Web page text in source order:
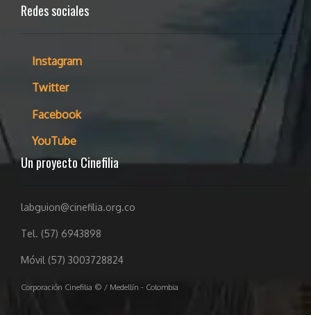
Redes sociales
Instagram
Twitter
Facebook
YouTube
Un proyecto Cinefilia
labguion@cinefilia.org.co
Tel. (57) 6943898
Móvil (57) 3003728824
Corporación Cinefilia © / Medellín - Colombia